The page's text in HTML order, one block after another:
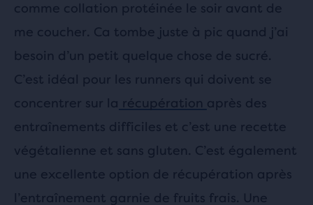
comme collation protéinée le soir avant de
me coucher. Ca tombe juste à pic quand j’ai
besoin d’un petit quelque chose de sucré.
C’est idéal pour les runners qui doivent se
concentrer sur la récupération après des
entraînements difficiles et c’est une recette
végétalienne et sans gluten. C’est également
une excellente option de récupération après
l’entraînement garnie de fruits frais. Une